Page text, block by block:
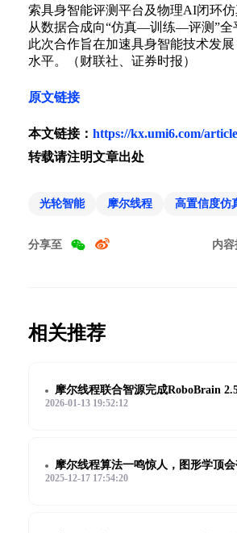
索具身智能评测平台及物理AI闭环
从数据合成向“仿真—训练—评测”全
此次合作旨在加速具身智能技术发
水平。（财联社、证券时报）
原文链接
本文链接： https://kx.umi6.com/
转载请注明文章出处
光轮智能 摩尔线程 高置信度仿
分享至 内
相关推荐
摩尔线程联合智源完成RoboBrain
2026-01-13 19:52:12
摩尔线程算法一鸣惊人，图形学顶
2025-12-17 17:54:20